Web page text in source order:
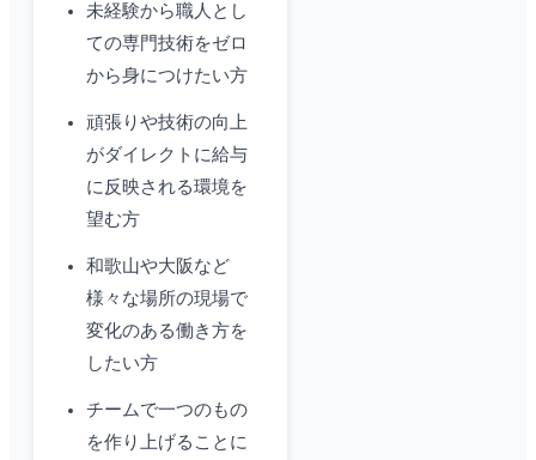
未経験から職人とし
ての専門技術をゼロ
から身につけたい方
頑張りや技術の向上
がダイレクトに給与
に反映される環境を
望む方
和歌山や大阪など
様々な場所の現場で
変化のある働き方を
したい方
チームで一つのもの
を作り上げることに